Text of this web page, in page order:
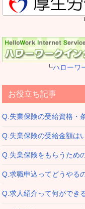
┗ハローワ
お役立ち記事
Q.失業保険の受給資格・
Q.失業保険の受給金額は
Q.失業保険をもらうため
Q.求職申込ってどうやる
Q.求人紹介って何ができ